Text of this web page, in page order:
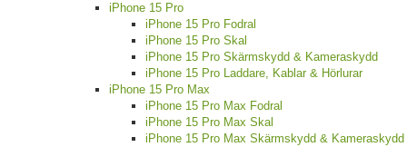
iPhone 15 Pro
iPhone 15 Pro Fodral
iPhone 15 Pro Skal
iPhone 15 Pro Skärmskydd & Kameraskydd
iPhone 15 Pro Laddare, Kablar & Hörlurar
iPhone 15 Pro Max
iPhone 15 Pro Max Fodral
iPhone 15 Pro Max Skal
iPhone 15 Pro Max Skärmskydd & Kameraskydd